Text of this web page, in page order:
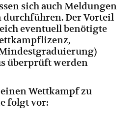
sich auch Meldungen
durchführen. Der Vorteil
eventuell benötigte
überprüft werden
Wettkampf zu
folgt vor: